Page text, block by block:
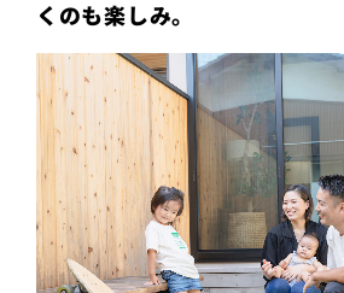
くのも楽しみ。